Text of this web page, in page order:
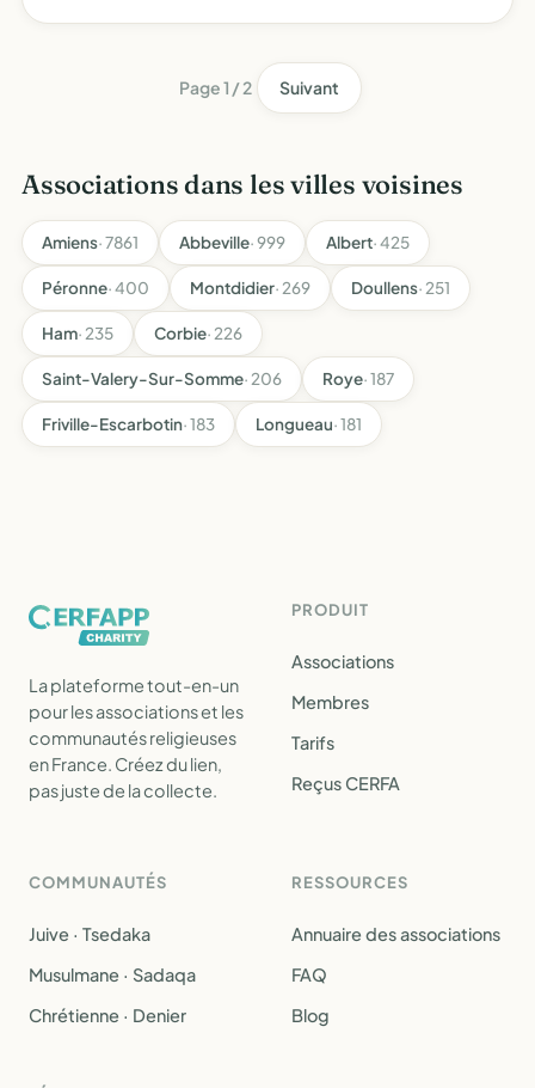
Page 1 / 2 Suivant
Associations dans les villes voisines
Amiens· 7861 Abbeville· 999 Albert· 425
Péronne· 400 Montdidier· 269 Doullens· 251
Ham· 235 Corbie· 226
Saint-Valery-Sur-Somme· 206 Roye· 187
Friville-Escarbotin· 183 Longueau· 181
La plateforme tout-en-un
pour les associations et les
communautés religieuses
en France. Créez du lien,
pas juste de la collecte.
PRODUIT
Associations
Membres
Tarifs
Reçus CERFA
COMMUNAUTÉS
Juive · Tsedaka
Musulmane · Sadaqa
Chrétienne · Denier
RESSOURCES
Annuaire des associations
FAQ
Blog